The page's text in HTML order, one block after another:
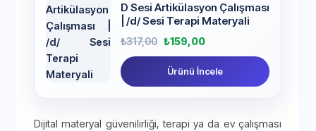
D Sesi Artikülasyon Çalışması
| /d/ Sesi Terapi Materyali
₺317,00 ₺159,00
Ürünü İncele
Dijital materyal güvenilirliği, terapi ya da ev çalışması